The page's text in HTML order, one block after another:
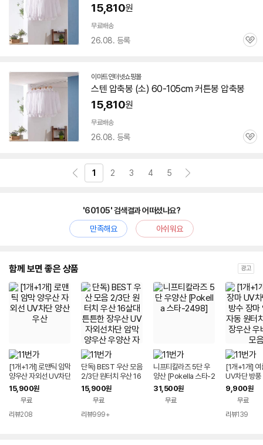
15,810원
무료배송
26.08. 등록
관
이마트인터넷쇼핑몰
스텐 압축봉 (소) 60-105cm 커튼봉 압축봉
15,810원
무료배송
26.08. 등록
관
1 2 3 4 5
'60105' 검색결과 어떠셨나요?
만족해요
아쉬워요
함께 보면 좋은 상품 광고
[1개+1개] 로맨틱 암막
양우산 자외선 UV차단
양산 우산
15,900원
무료
리뷰208
단독) BEST 우산 모음
2/3단 원터치 우산 16
살대 튼튼한 장우산 U
V 자외선차단 암막 양
우산 우양산 자동 양산
우비 장화 외 모음전
15,900원
무료
리뷰999+
니프티칼라즈 5단 우
양산 [Pokella 스타-2
498]
31,500원
무료
[1개+1개] 여
UV차단 방풍
마 양우산 자
2/3단 장우
화 모음
9,900원
무료
리뷰139